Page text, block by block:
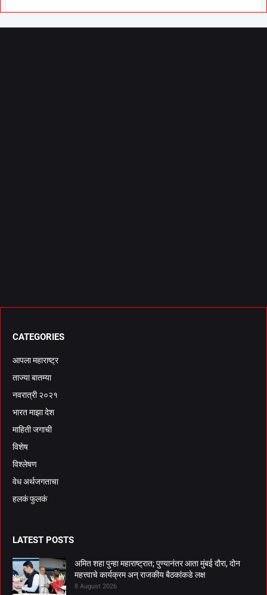
CATEGORIES
आपला महाराष्ट्र
ताज्या बातम्या
नवरात्री २०२१
भारत माझा देश
माहिती जगाची
विशेष
विश्लेषण
वेध अर्थजगताचा
हलकं फुलकं
LATEST POSTS
अमित शहा पुन्हा महाराष्ट्रात; पुण्यानंतर आता मुंबई दौरा, दोन
महत्त्वाचे कार्यक्रम अन् राजकीय बैठकांकडे लक्ष
8 August 2026